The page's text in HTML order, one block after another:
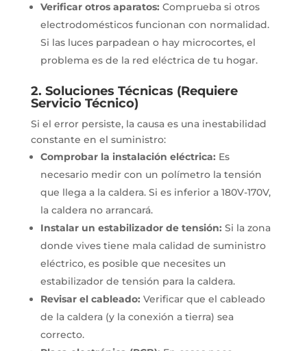
Verificar otros aparatos: Comprueba si otros
electrodomésticos funcionan con normalidad.
Si las luces parpadean o hay microcortes, el
problema es de la red eléctrica de tu hogar.
2. Soluciones Técnicas (Requiere
Servicio Técnico)
Si el error persiste, la causa es una inestabilidad
constante en el suministro:
Comprobar la instalación eléctrica: Es
necesario medir con un polímetro la tensión
que llega a la caldera. Si es inferior a 180V-170V,
la caldera no arrancará.
Instalar un estabilizador de tensión: Si la zona
donde vives tiene mala calidad de suministro
eléctrico, es posible que necesites un
estabilizador de tensión para la caldera.
Revisar el cableado: Verificar que el cableado
de la caldera (y la conexión a tierra) sea
correcto.